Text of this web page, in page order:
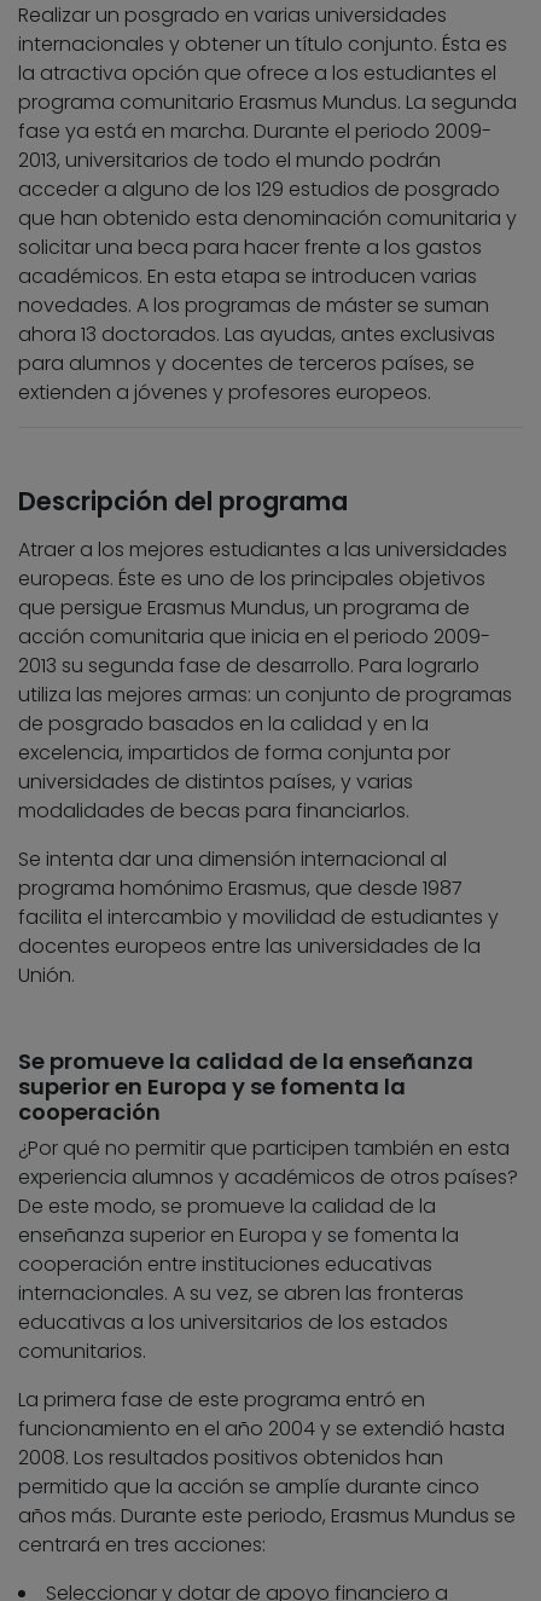
Realizar un posgrado en varias universidades
internacionales y obtener un título conjunto. Ésta es
la atractiva opción que ofrece a los estudiantes el
programa comunitario Erasmus Mundus. La segunda
fase ya está en marcha. Durante el periodo 2009-
2013, universitarios de todo el mundo podrán
acceder a alguno de los 129 estudios de posgrado
que han obtenido esta denominación comunitaria y
solicitar una beca para hacer frente a los gastos
académicos. En esta etapa se introducen varias
novedades. A los programas de máster se suman
ahora 13 doctorados. Las ayudas, antes exclusivas
para alumnos y docentes de terceros países, se
extienden a jóvenes y profesores europeos.
Descripción del programa
Atraer a los mejores estudiantes a las universidades
europeas. Éste es uno de los principales objetivos
que persigue Erasmus Mundus, un programa de
acción comunitaria que inicia en el periodo 2009-
2013 su segunda fase de desarrollo. Para lograrlo
utiliza las mejores armas: un conjunto de programas
de posgrado basados en la calidad y en la
excelencia, impartidos de forma conjunta por
universidades de distintos países, y varias
modalidades de becas para financiarlos.
Se intenta dar una dimensión internacional al
programa homónimo Erasmus, que desde 1987
facilita el intercambio y movilidad de estudiantes y
docentes europeos entre las universidades de la
Unión.
Se promueve la calidad de la enseñanza
superior en Europa y se fomenta la
cooperación
¿Por qué no permitir que participen también en esta
experiencia alumnos y académicos de otros países?
De este modo, se promueve la calidad de la
enseñanza superior en Europa y se fomenta la
cooperación entre instituciones educativas
internacionales. A su vez, se abren las fronteras
educativas a los universitarios de los estados
comunitarios.
La primera fase de este programa entró en
funcionamiento en el año 2004 y se extendió hasta
2008. Los resultados positivos obtenidos han
permitido que la acción se amplíe durante cinco
años más. Durante este periodo, Erasmus Mundus se
centrará en tres acciones:
Seleccionar y dotar de apoyo financiero a